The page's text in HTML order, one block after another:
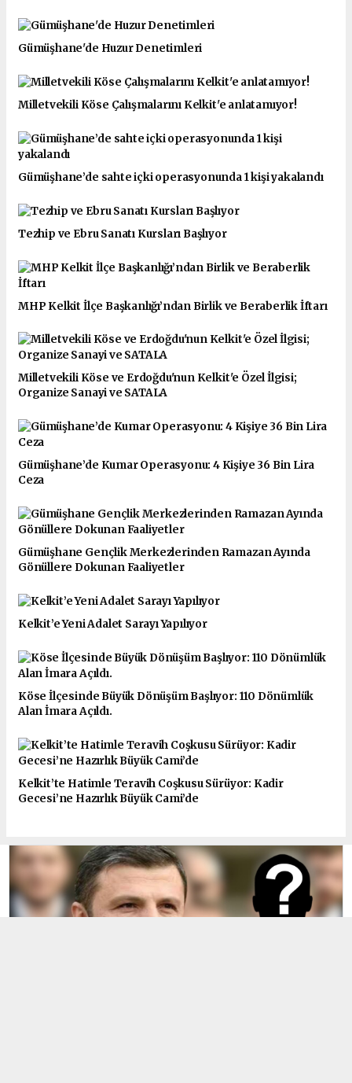
Gümüşhane'de Huzur Denetimleri
Milletvekili Köse Çalışmalarını Kelkit'e anlatamıyor!
Gümüşhane’de sahte içki operasyonunda 1 kişi yakalandı
Tezhip ve Ebru Sanatı Kursları Başlıyor
MHP Kelkit İlçe Başkanlığı’ndan Birlik ve Beraberlik İftarı
Milletvekili Köse ve Erdoğdu'nun Kelkit'e Özel İlgisi;
Organize Sanayi ve SATALA
Gümüşhane’de Kumar Operasyonu: 4 Kişiye 36 Bin Lira
Ceza
Gümüşhane Gençlik Merkezlerinden Ramazan Ayında
Gönüllere Dokunan Faaliyetler
Kelkit’e Yeni Adalet Sarayı Yapılıyor
Köse İlçesinde Büyük Dönüşüm Başlıyor: 110 Dönümlük
Alan İmara Açıldı.
Kelkit’te Hatimle Teravih Coşkusu Sürüyor: Kadir
Gecesi’ne Hazırlık Büyük Cami’de